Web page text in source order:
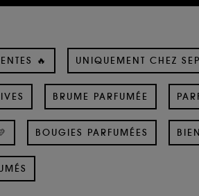
🔥 UNIQUEMENT CHEZ
BRUME PARFUMÉE
BOUGIES PARFUMÉES